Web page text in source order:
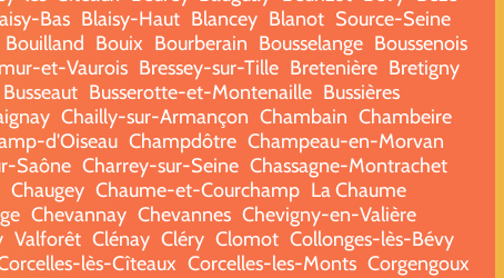
Bas Blaisy-Haut Blancey Blanot Source-Seine
Bouilland Bouix Bourberain Bousselange Boussenois
et-Vaurois Bressey-sur-Tille Bretenière Bretigny
Busseaut Busserotte-et-Montenaille Bussières
Chailly-sur-Armançon Chambain Chambeire
d'Oiseau Champdôtre Champeau-en-Morvan
Saône Charrey-sur-Seine Chassagne-Montrachet
Chaugey Chaume-et-Courchamp La Chaume
Chevannay Chevannes Chevigny-en-Valière
Valforêt Clénay Cléry Clomot Collonges-lès-Bévy
lès-Cîteaux Corcelles-les-Monts Corgengoux